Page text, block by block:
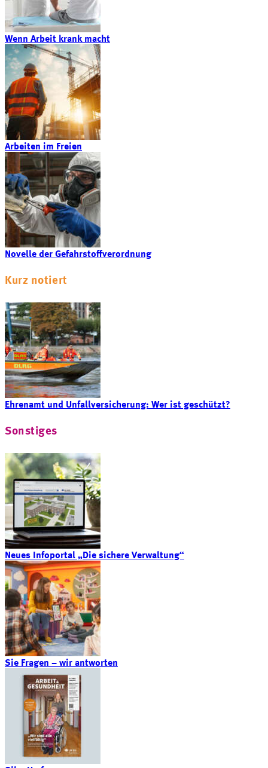
Wenn Arbeit krank macht
Arbeiten im Freien
Novelle der Gefahrstoffverordnung
Kurz notiert
Ehrenamt und Unfallversicherung: Wer ist geschützt?
Sonstiges
Neues Infoportal „Die sichere Verwaltung“
Sie Fragen – wir antworten